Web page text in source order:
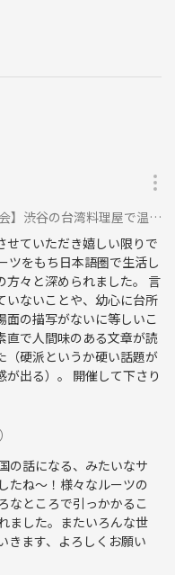
柔の「台湾生まれ 日本語育ち」について語ろうに参加
せていただき嬉しい限りで
ツをもち日本語圏で生活し
方々と深められました。 言
いないことや、幼心に台所
面の描写がないに等しいこ
直で人間味のある文章が読
（硬派というか硬い話題が
出る）。 開催して下さり
の話になる、みたいなサ
たね〜！様々なルーツの
なところで引っかかるこ
ました。またいろんな世
きます、よろしくお願い